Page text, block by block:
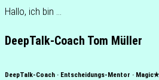
Hallo, ich bin …
DeepTalk-Coach Tom Müller
DeepTalk-Coach · Entscheidungs-Mentor ·